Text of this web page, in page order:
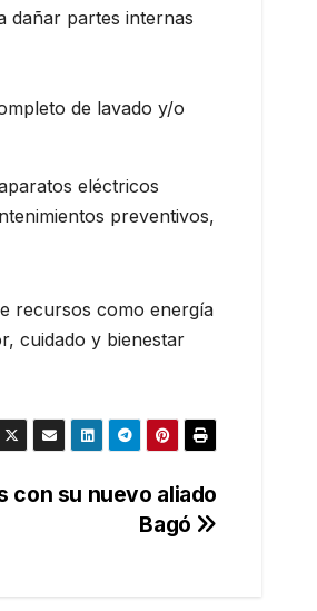
dañar partes internas
de lavado y/o
eléctricos
preventivos,
recursos como energía
cuidado y bienestar
con su nuevo aliado
Bagó